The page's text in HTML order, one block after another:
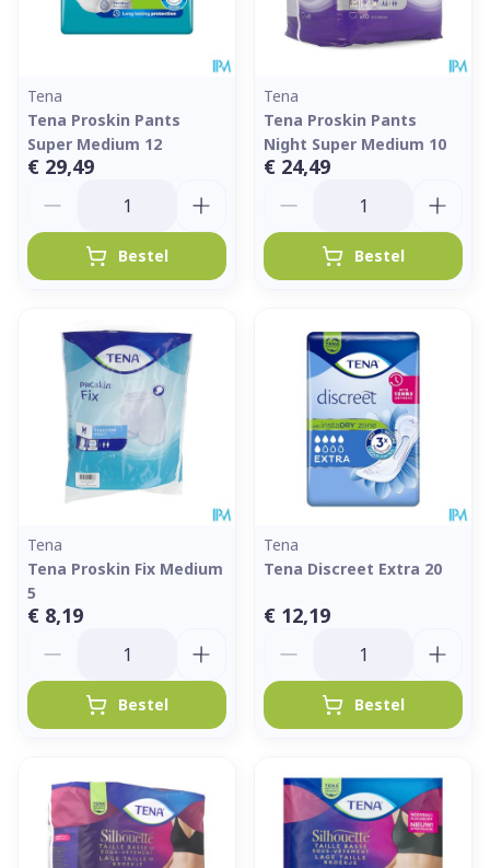
Tena
Tena Proskin Pants
Super Medium 12
€ 29,49
Bestel
Tena
Tena Proskin Pants
Night Super Medium 10
€ 24,49
Bestel
Tena
Tena Proskin Fix Medium
5
€ 8,19
Bestel
Tena
Tena Discreet Extra 20
€ 12,19
Bestel